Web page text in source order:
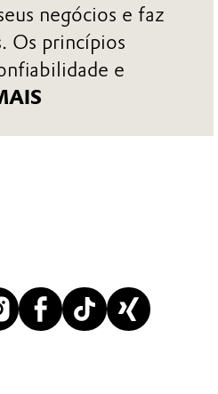
negócios e faz
Os princípios
e